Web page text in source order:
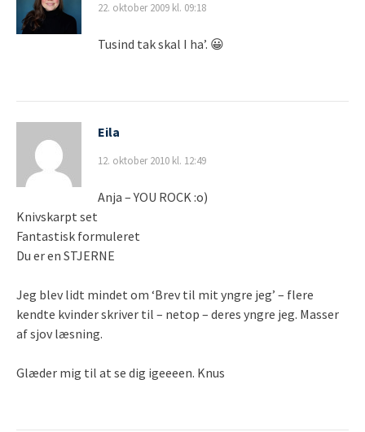
22. oktober 2009 kl. 09:18
Tusind tak skal I ha’. 😀
Eila
12. oktober 2010 kl. 12:49
Anja – YOU ROCK :o)
Knivskarpt set
Fantastisk formuleret
Du er en STJERNE
Jeg blev lidt mindet om ‘Brev til mit yngre jeg’ – flere
kendte kvinder skriver til – netop – deres yngre jeg. Masser
af sjov læsning.
Glæder mig til at se dig igeeeen. Knus